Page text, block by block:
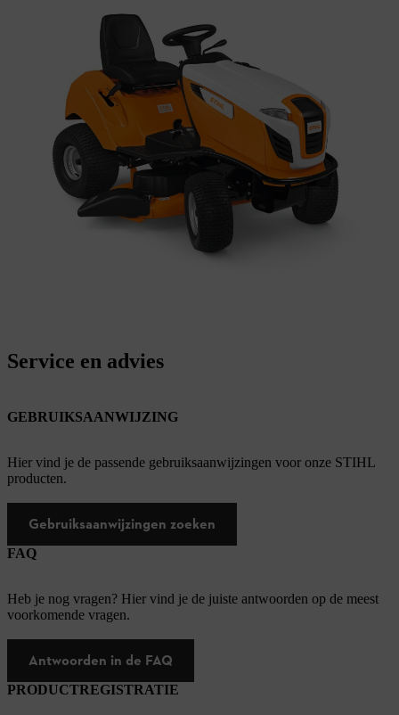
Service en advies
GEBRUIKSAANWIJZING
Hier vind je de passende gebruiksaanwijzingen voor onze STIHL
producten.
Gebruiksaanwijzingen zoeken
FAQ
Heb je nog vragen? Hier vind je de juiste antwoorden op de meest
voorkomende vragen.
Antwoorden in de FAQ
PRODUCTREGISTRATIE